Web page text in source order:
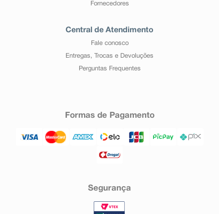
Fornecedores
Central de Atendimento
Fale conosco
Entregas, Trocas e Devoluções
Perguntas Frequentes
Formas de Pagamento
Segurança